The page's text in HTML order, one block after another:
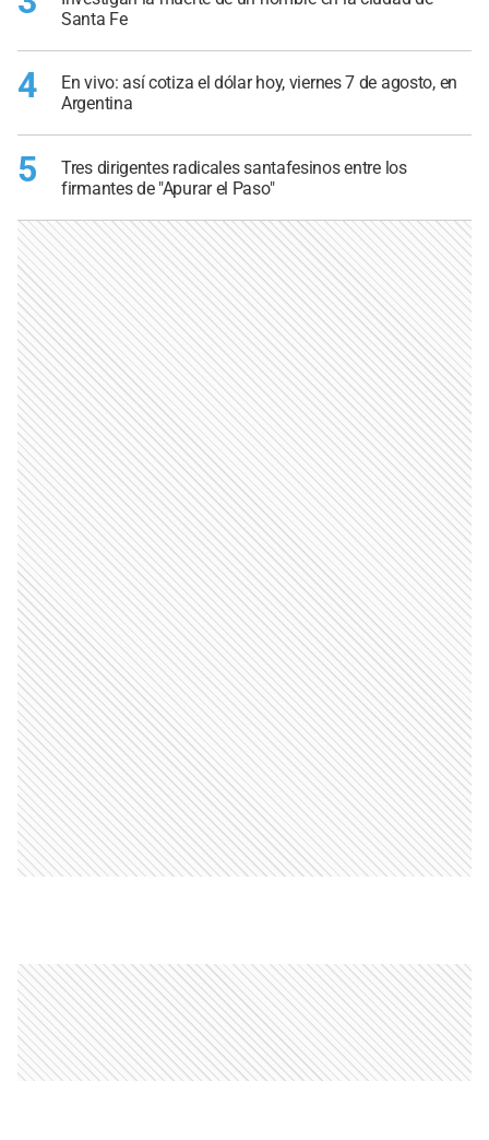
Santa Fe
4
En vivo: así cotiza el dólar hoy, viernes 7 de agosto, en
Argentina
5
Tres dirigentes radicales santafesinos entre los
firmantes de "Apurar el Paso"